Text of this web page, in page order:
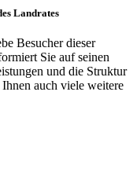
Landrates
Besucher dieser
Sie auf seinen
und die Struktur
auch viele weitere